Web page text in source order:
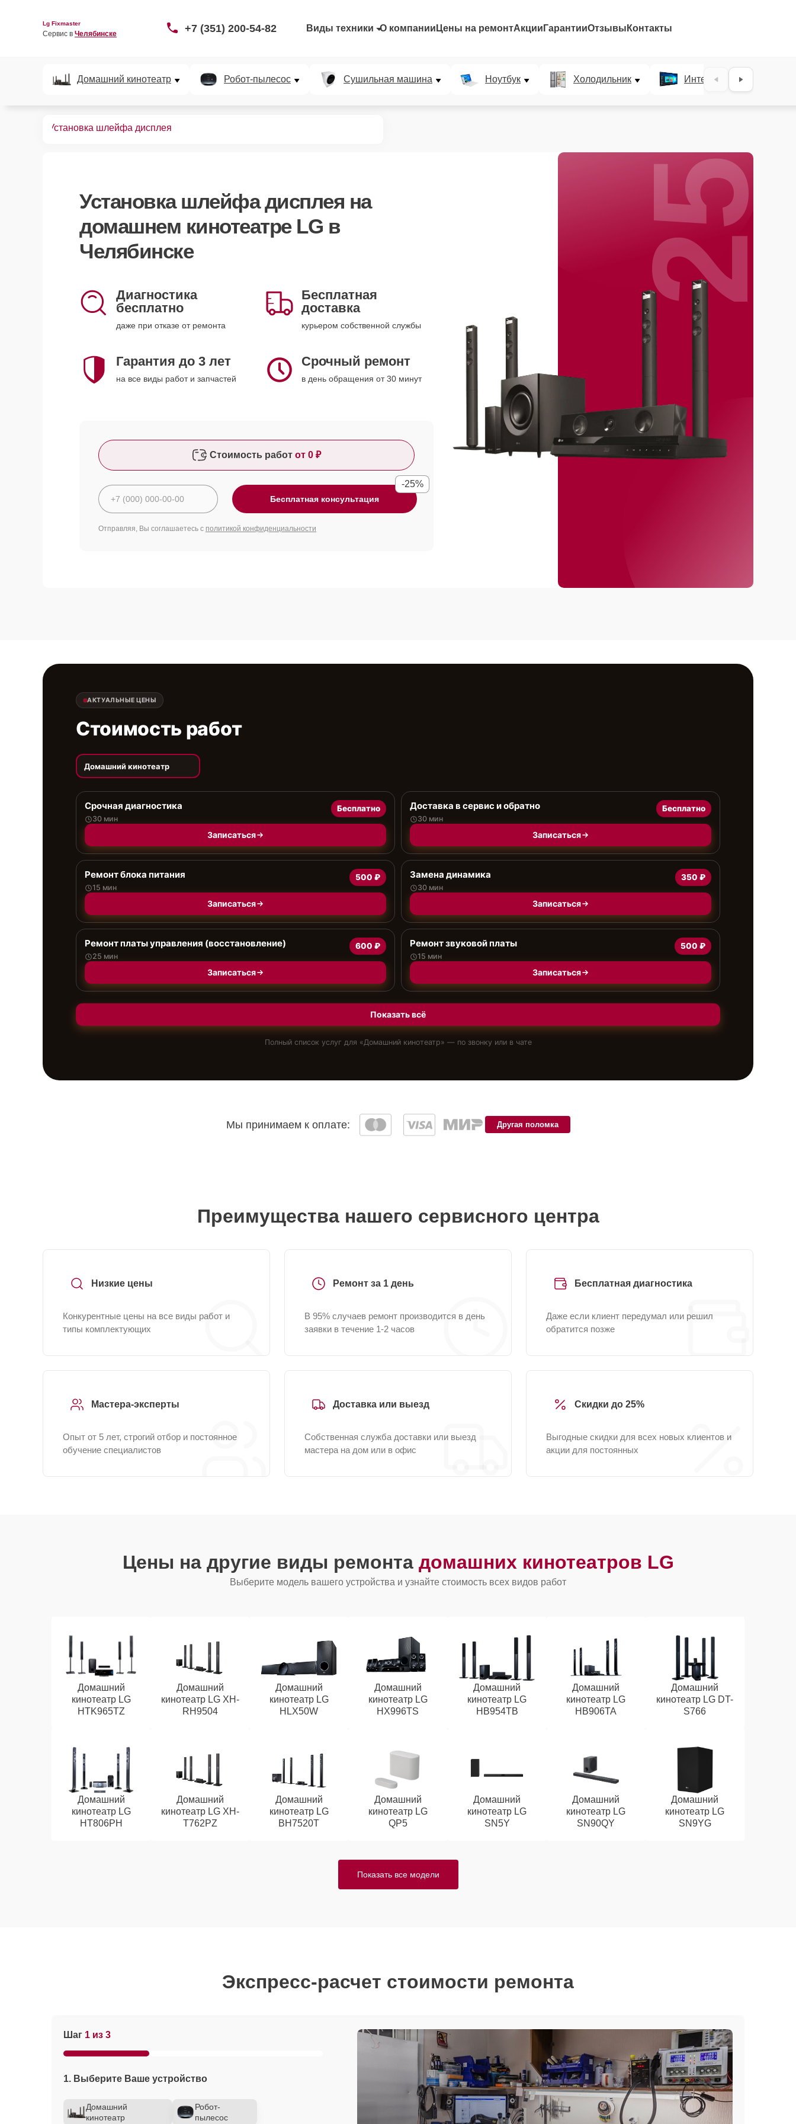
Lg Fixmaster
Сервис в Челябинске +7 (351) 200-54-82 Виды техники О компании Цены на ремонтАкции ГарантииОтзывы Контакты
Домашний кинотеатр Робот-пылесос Сушильная машина Ноутбук Холодильник Интерактивные панели
Установка шлейфа дисплея
Установка шлейфа дисплея на
домашнем кинотеатре LG в
Челябинске
Диагностика
бесплатно
даже при отказе от ремонта
Бесплатная
доставка
курьером собственной службы
Гарантия до 3 лет
на все виды работ и запчастей
Срочный ремонт
в день обращения от 30 минут
Стоимость работ от 0 ₽
Бесплатная консультация
-25%
Отправляя, Вы соглашаетесь с политикой конфиденциальности
25%
АКТУАЛЬНЫЕ ЦЕНЫ
Стоимость работ
Домашний кинотеатр
Срочная диагностика
30 мин
Бесплатно
Записаться
Доставка в сервис и обратно
30 мин
Бесплатно
Записаться
Ремонт блока питания
15 мин
500 ₽
Записаться
Замена динамика
30 мин
350 ₽
Записаться
Ремонт платы управления (восстановление)
25 мин
600 ₽
Записаться
Ремонт звуковой платы
15 мин
500 ₽
Записаться
Показать всё
Полный список услуг для «Домашний кинотеатр» — по звонку или в чате
Мы принимаем к оплате: Другая поломка
Преимущества нашего сервисного центра
Низкие цены
Конкурентные цены на все виды работ и
типы комплектующих
Ремонт за 1 день
В 95% случаев ремонт производится в день
заявки в течение 1-2 часов
Бесплатная диагностика
Даже если клиент передумал или решил
обратится позже
Мастера-эксперты
Опыт от 5 лет, строгий отбор и постоянное
обучение специалистов
Доставка или выезд
Собственная служба доставки или выезд
мастера на дом или в офис
Скидки до 25%
Выгодные скидки для всех новых клиентов и
акции для постоянных
Цены на другие виды ремонта домашних кинотеатров LG
Выберите модель вашего устройства и узнайте стоимость всех видов работ
Домашний
кинотеатр LG
HTK965TZ
Домашний
кинотеатр LG XH-
RH9504
Домашний
кинотеатр LG
HLX50W
Домашний
кинотеатр LG
HX996TS
Домашний
кинотеатр LG
HB954TB
Домашний
кинотеатр LG
HB906TA
Домашний
кинотеатр LG DT-
S766
Домашний
кинотеатр LG
HT806PH
Домашний
кинотеатр LG XH-
T762PZ
Домашний
кинотеатр LG
BH7520T
Домашний
кинотеатр LG
QP5
Домашний
кинотеатр LG
SN5Y
Домашний
кинотеатр LG
SN90QY
Домашний
кинотеатр LG
SN9YG
Показать все модели
Экспресс-расчет стоимости ремонта
Шаг 1 из 3
1. Выберите Ваше устройство
Домашний
кинотеатр
Робот-
пылесос